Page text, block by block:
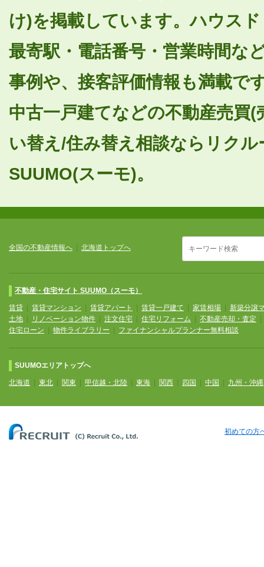
け)を掲載しています。ハウス
最寄駅・電話番号・営業時間な
事例や、接客評価情報も満載で
中古一戸建てなどの不動産売買
い替え/住み替え相談ならリク
SUUMO(スーモ)。
全国の不動産情報へ 北海道トップへ
不動産・住宅サイト SUUMO（スーモ）
賃貸 賃貸マンション 賃貸アパート 賃貸一戸建て 家賃相場
新築分譲
土地
リノベーション物件 注文住宅 住宅リフォーム 不動産売却・査定
住宅ローン
物件ライブラリー ファイナンシャルプランナー無料相談
SUUMOエリアトップへ
北海道 東北 関東 甲信越・北陸 東海 関西 四国 中国 九州・沖縄
初めての方